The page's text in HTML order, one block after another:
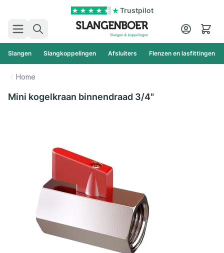
Trustpilot
Zoek
Cart
Slangen Slangkoppelingen Afsluiters Flenzen en lasfittingen
Home
Mini kogelkraan binnendraad 3/4"